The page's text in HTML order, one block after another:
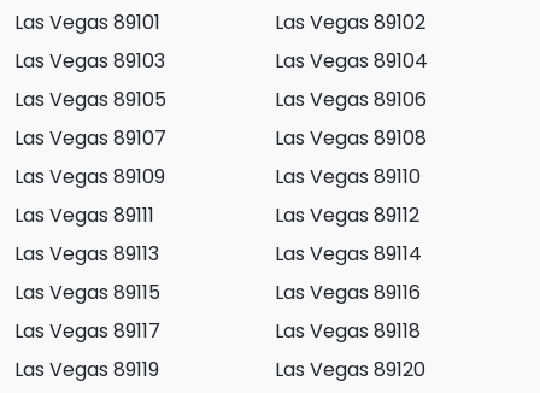
Las Vegas 89101
Las Vegas 89102
Las Vegas 89103
Las Vegas 89104
Las Vegas 89105
Las Vegas 89106
Las Vegas 89107
Las Vegas 89108
Las Vegas 89109
Las Vegas 89110
Las Vegas 89111
Las Vegas 89112
Las Vegas 89113
Las Vegas 89114
Las Vegas 89115
Las Vegas 89116
Las Vegas 89117
Las Vegas 89118
Las Vegas 89119
Las Vegas 89120